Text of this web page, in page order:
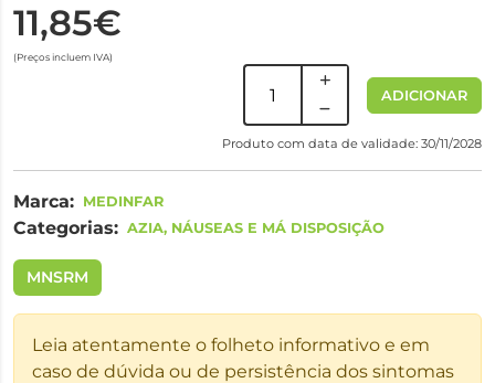
11,85€
(Preços incluem IVA)
ADICIONAR
Produto com data de validade: 30/11/2028
Marca: MEDINFAR
Categorias: AZIA, NÁUSEAS E MÁ DISPOSIÇÃO
MNSRM
Leia atentamente o folheto informativo e em
caso de dúvida ou de persistência dos sintomas